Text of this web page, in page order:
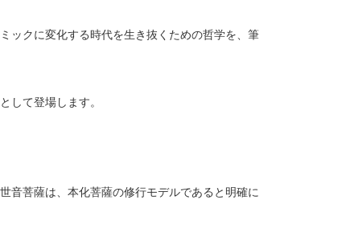
ックに変化する時代を生き抜くための哲学を、筆
して登場します。
音菩薩は、本化菩薩の修行モデルであると明確に